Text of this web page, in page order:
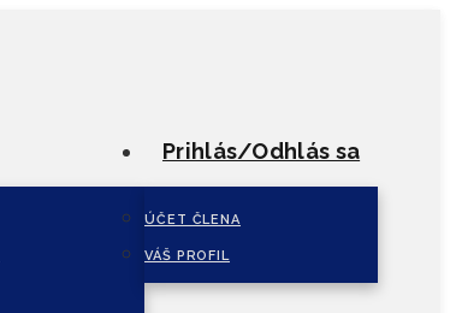
Prihlás/Odhlás sa
ÚČET ČLENA
VÁŠ PROFIL